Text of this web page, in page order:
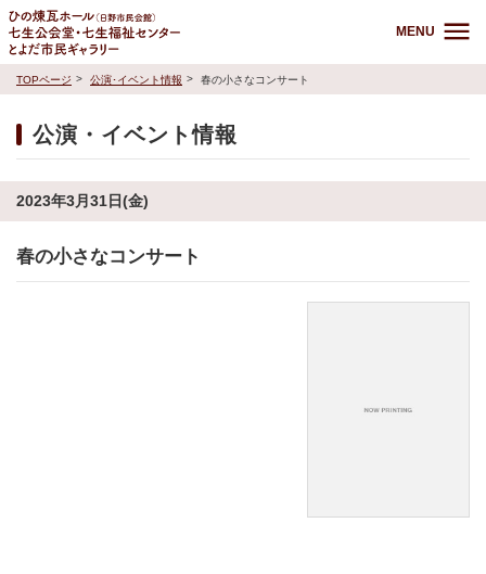
MENU
TOPページ 公演･イベント情報 春の小さなコンサート
公演・イベント情報
2023年3月31日(金)
春の小さなコンサート